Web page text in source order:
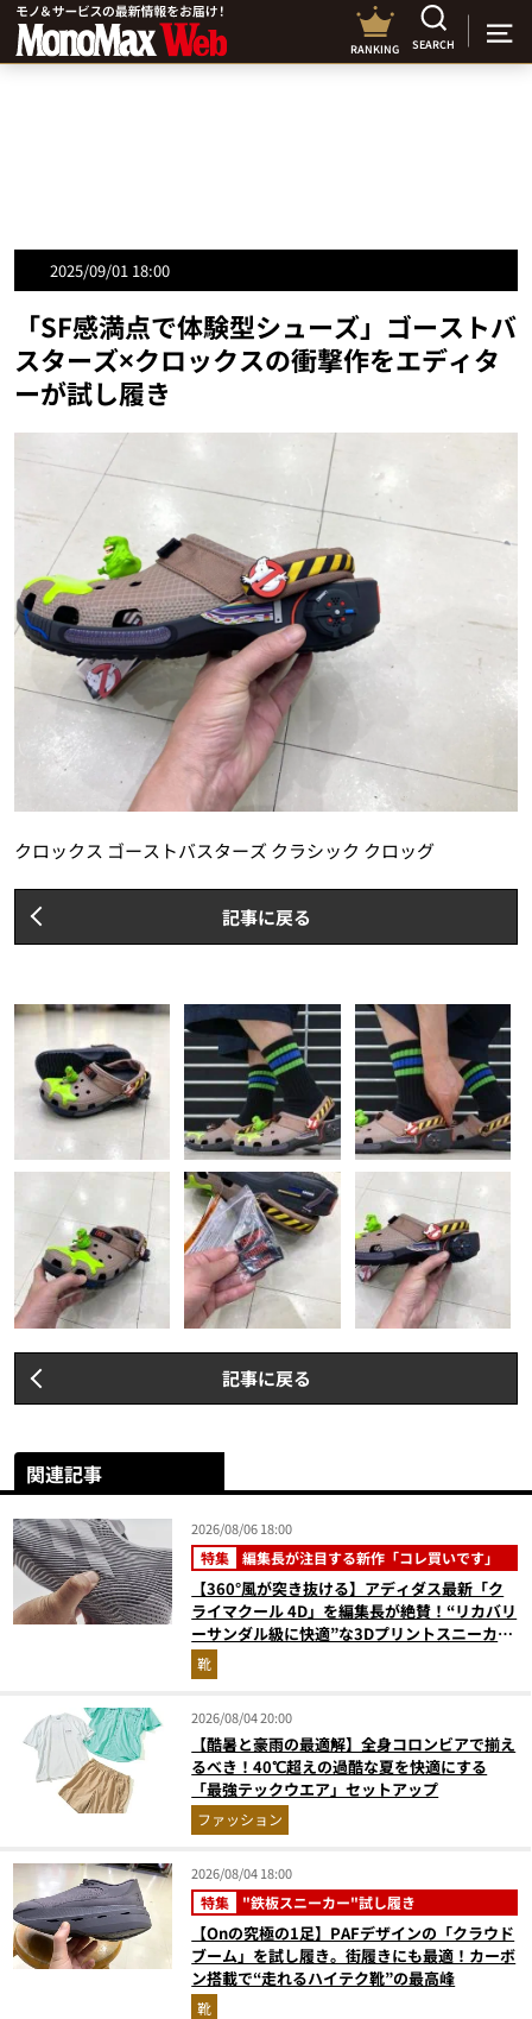
RANKING SEARCH
2025/09/01 18:00
「SF感満点で体験型シューズ」ゴーストバ
スターズ×クロックスの衝撃作をエディタ
ーが試し履き
クロックス ゴーストバスターズ クラシック クロッグ
記事に戻る
記事に戻る
関連記事
2026/08/06 18:00
特集 編集長が注目する新作「コレ買いです」
【360°風が突き抜ける】アディダス最新「ク
ライマクール 4D」を編集長が絶賛！“リカバリ
ーサンダル級に快適”な3Dプリントスニーカー
『コレ買いです』Vol.173
靴
2026/08/04 20:00
【酷暑と豪雨の最適解】全身コロンビアで揃え
るべき！40℃超えの過酷な夏を快適にする
「最強テックウエア」セットアップ
ファッション
2026/08/04 18:00
特集 "鉄板スニーカー"試し履き
【Onの究極の1足】PAFデザインの「クラウド
ブーム」を試し履き。街履きにも最適！カーボ
ン搭載で“走れるハイテク靴”の最高峰
靴